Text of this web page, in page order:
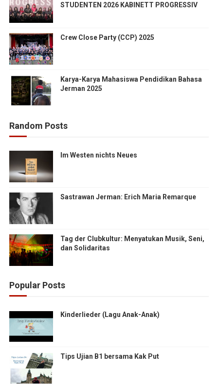
STUDENTEN 2026 KABINETT PROGRESSIV
Crew Close Party (CCP) 2025
Karya-Karya Mahasiswa Pendidikan Bahasa
Jerman 2025
Random Posts
Im Westen nichts Neues
Sastrawan Jerman: Erich Maria Remarque
Tag der Clubkultur: Menyatukan Musik, Seni,
dan Solidaritas
Popular Posts
Kinderlieder (Lagu Anak-Anak)
Tips Ujian B1 bersama Kak Put